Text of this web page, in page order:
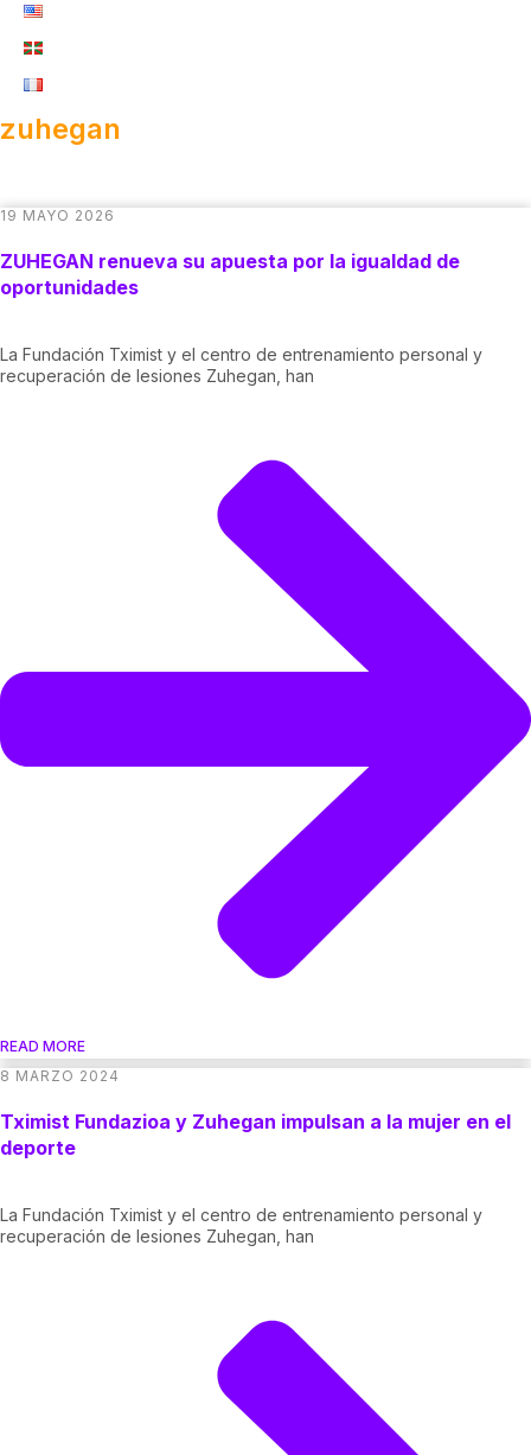
zuhegan
19 MAYO 2026
ZUHEGAN renueva su apuesta por la igualdad de
oportunidades
La Fundación Tximist y el centro de entrenamiento personal y
recuperación de lesiones Zuhegan, han
READ MORE
8 MARZO 2024
Tximist Fundazioa y Zuhegan impulsan a la mujer en el
deporte
La Fundación Tximist y el centro de entrenamiento personal y
recuperación de lesiones Zuhegan, han